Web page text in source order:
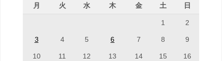
月 火 水 木 金 土 日
1 2
3 4 5 6 7 8 9
10 11 12 13 14 15 16